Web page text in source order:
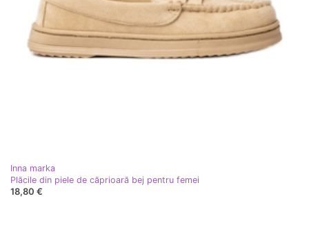
Inna marka
Plăcile din piele de căprioară bej pentru femei
18,80 €